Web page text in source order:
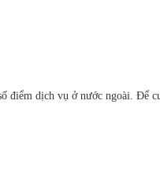
điểm dịch vụ ở nước ngoài. Để